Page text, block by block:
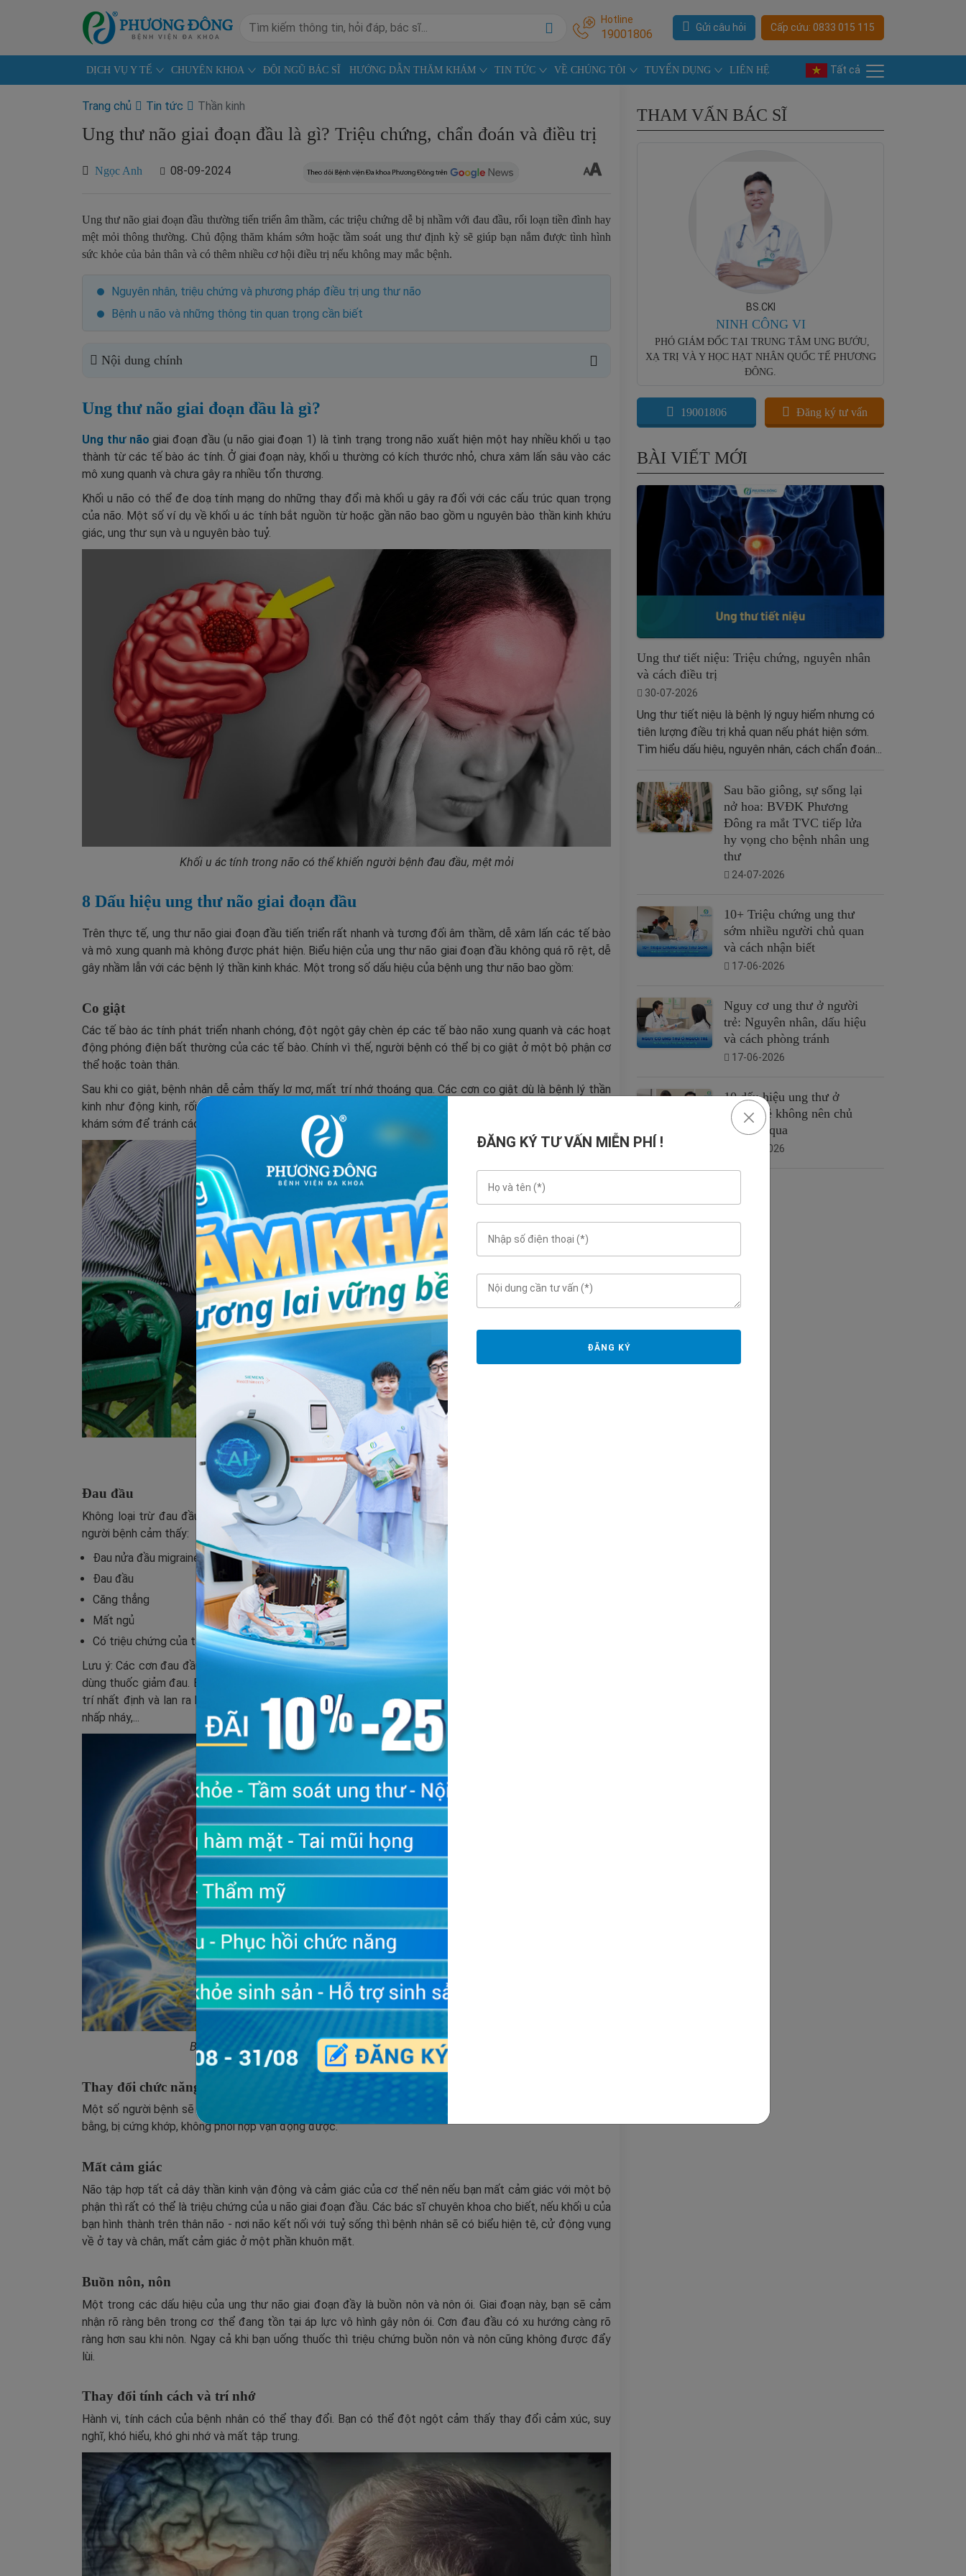
Hotline
19001806 Gửi câu hỏi Cấp cứu: 0833 015 115
DỊCH VỤ Y TẾ CHUYÊN KHOA ĐỘI NGŨ BÁC SĨ HƯỚNG DẪN THĂM KHÁM TIN TỨC VỀ CHÚNG TÔI TUYỂN DỤNG LIÊN HỆ Tất cả
Trang chủ Tin tức Thần kinh
Ung thư não giai đoạn đầu là gì? Triệu chứng, chẩn đoán và điều trị
Ngọc Anh 08-09-2024
Ung thư não giai đoạn đầu thường tiến triển âm thầm, các triệu chứng dễ bị nhầm với đau đầu, rối loạn tiền đình hay
mệt mỏi thông thường. Chủ động thăm khám sớm hoặc tầm soát ung thư định kỳ sẽ giúp bạn nắm được tình hình
sức khỏe của bản thân và có thêm nhiều cơ hội điều trị nếu không may mắc bệnh.
Nguyên nhân, triệu chứng và phương pháp điều trị ung thư não
Bệnh u não và những thông tin quan trọng cần biết
Nội dung chính
Ung thư não giai đoạn đầu là gì?
Ung thư não giai đoạn đầu (u não giai đoạn 1) là tình trạng trong não xuất hiện một hay nhiều khối u tạo
thành từ các tế bào ác tính. Ở giai đoạn này, khối u thường có kích thước nhỏ, chưa xâm lấn sâu vào các
mô xung quanh và chưa gây ra nhiều tổn thương.
Khối u não có thể đe doạ tính mạng do những thay đổi mà khối u gây ra đối với các cấu trúc quan trọng
của não. Một số ví dụ về khối u ác tính bắt nguồn từ hoặc gần não bao gồm u nguyên bào thần kinh khứu
giác, ung thư sụn và u nguyên bào tuỷ.
Khối u ác tính trong não có thể khiến người bệnh đau đầu, mệt mỏi
8 Dấu hiệu ung thư não giai đoạn đầu
Trên thực tế, ung thư não giai đoạn đầu tiến triển rất nhanh và tương đối âm thầm, dễ xâm lấn các tế bào
và mô xung quanh mà không được phát hiện. Biểu hiện của ung thư não giai đoạn đầu không quá rõ rệt, dễ
gây nhầm lẫn với các bệnh lý thần kinh khác. Một trong số dấu hiệu của bệnh ung thư não bao gồm:
Co giật
Các tế bào ác tính phát triển nhanh chóng, đột ngột gây chèn ép các tế bào não xung quanh và các hoạt
động phóng điện bất thường của các tế bào. Chính vì thế, người bệnh có thể bị co giật ở một bộ phận cơ
thể hoặc toàn thân.
Sau khi co giật, bệnh nhân dễ cảm thấy lơ mơ, mất trí nhớ thoáng qua. Các cơn co giật dù là bệnh lý thần
kinh như động kinh, rối loạn vận động kịch phát, đau nửa đầu, tâm lý không ổn định thì cũng nên thăm
khám sớm để tránh các vấn đề sức khoẻ nguy hiểm.
Người bệnh có thể bị co giật khi có khối u trong não
Đau đầu
Không loại trừ đau đầu là một trong các dấu hiệu của bệnh ung thư não giai đoạn đầu. Có thể cắt gặp
người bệnh cảm thấy:
Đau nửa đầu migraine
Đau đầu
Căng thẳng
Mất ngủ
Có triệu chứng của tắc mạch máu não, xuất huyết não,...
Lưu ý: Các cơn đau đầu do bệnh K gây ra thường nặng dần theo thời gian, không thuyên giảm ngay cả khi
dùng thuốc giảm đau. Bệnh nhân khi gặp triệu chứng ung thư não giai đoạn đầu thường cảm thấy đau ở vị
trí nhất định và lan ra khắp vùng đầu. Đôi khi cơn đau có thể đi kèm với nhìn mờ, nhìn đôi, có đốm sáng
nhấp nháy,...
Bạn không nên chủ quan trước những cơn đau đầu bất thường
Thay đổi chức năng vận động
Một số người bệnh sẽ có biểu hiện khó nói, khó hiểu, nghe, nhìn, nuốt hay gặp những vấn đề về giữ thăng
bằng, bị cứng khớp, không phối hợp vận động được.
Mất cảm giác
Não tập hợp tất cả dây thần kinh vận động và cảm giác của cơ thể nên nếu bạn mất cảm giác với một bộ
phận thì rất có thể là triệu chứng của u não giai đoạn đầu. Các bác sĩ chuyên khoa cho biết, nếu khối u của
bạn hình thành trên thân não - nơi não kết nối với tuỷ sống thì bệnh nhân sẽ có biểu hiện tê, cử động vụng
về ở tay và chân, mất cảm giác ở một phần khuôn mặt.
Buồn nôn, nôn
Một trong các dấu hiệu của ung thư não giai đoạn đầy là buồn nôn và nôn ói. Giai đoạn này, bạn sẽ cảm
nhận rõ ràng bên trong cơ thể đang tồn tại áp lực vô hình gây nôn ói. Cơn đau đầu có xu hướng càng rõ
ràng hơn sau khi nôn. Ngay cả khi bạn uống thuốc thì triệu chứng buồn nôn và nôn cũng không được đẩy
lùi.
Thay đổi tính cách và trí nhớ
Hành vi, tính cách của bệnh nhân có thể thay đổi. Bạn có thể đột ngột cảm thấy thay đổi cảm xúc, suy
nghĩ, khó hiểu, khó ghi nhớ và mất tập trung.
THAM VẤN BÁC SĨ
BS.CKI
NINH CÔNG VI
PHÓ GIÁM ĐỐC TẠI TRUNG TÂM UNG BƯỚU,
XẠ TRỊ VÀ Y HỌC HẠT NHÂN QUỐC TẾ PHƯƠNG
ĐÔNG.
19001806 Đăng ký tư vấn
BÀI VIẾT MỚI
Ung thư tiết niệu: Triệu chứng, nguyên nhân
và cách điều trị
30-07-2026
Ung thư tiết niệu là bệnh lý nguy hiểm nhưng có
tiên lượng điều trị khả quan nếu phát hiện sớm.
Tìm hiểu dấu hiệu, nguyên nhân, cách chẩn đoán...
Sau bão giông, sự sống lại
nở hoa: BVĐK Phương
Đông ra mắt TVC tiếp lửa
hy vọng cho bệnh nhân ung
thư
24-07-2026
10+ Triệu chứng ung thư
sớm nhiều người chủ quan
và cách nhận biết
17-06-2026
Nguy cơ ung thư ở người
trẻ: Nguyên nhân, dấu hiệu
và cách phòng tránh
17-06-2026
10 dấu hiệu ung thư ở
người trẻ không nên chủ
quan bỏ qua
16-06-2026
ĐĂNG KÝ TƯ VẤN MIỄN PHÍ !
ĐĂNG KÝ